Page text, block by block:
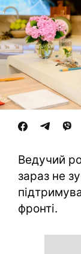
Ведучий
зараз не
фронті.